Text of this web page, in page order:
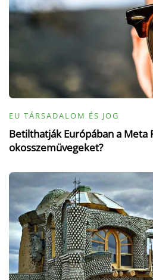
EU TÁRSADALOM ÉS JOG
Betilthatják Európában a Meta
okosszemüvegeket?